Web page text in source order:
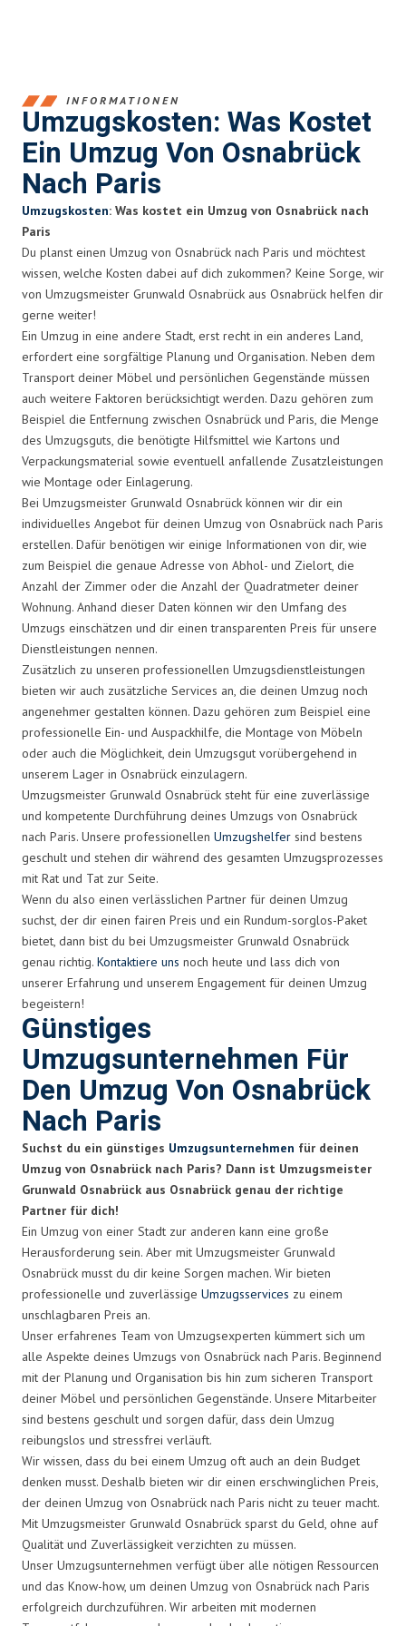
INFORMATIONEN
Umzugskosten: Was Kostet
Ein Umzug Von Osnabrück
Nach Paris
Umzugskosten: Was kostet ein Umzug von Osnabrück nach
Paris
Du planst einen Umzug von Osnabrück nach Paris und möchtest
wissen, welche Kosten dabei auf dich zukommen? Keine Sorge, wir
von Umzugsmeister Grunwald Osnabrück aus Osnabrück helfen dir
gerne weiter!
Ein Umzug in eine andere Stadt, erst recht in ein anderes Land,
erfordert eine sorgfältige Planung und Organisation. Neben dem
Transport deiner Möbel und persönlichen Gegenstände müssen
auch weitere Faktoren berücksichtigt werden. Dazu gehören zum
Beispiel die Entfernung zwischen Osnabrück und Paris, die Menge
des Umzugsguts, die benötigte Hilfsmittel wie Kartons und
Verpackungsmaterial sowie eventuell anfallende Zusatzleistungen
wie Montage oder Einlagerung.
Bei Umzugsmeister Grunwald Osnabrück können wir dir ein
individuelles Angebot für deinen Umzug von Osnabrück nach Paris
erstellen. Dafür benötigen wir einige Informationen von dir, wie
zum Beispiel die genaue Adresse von Abhol- und Zielort, die
Anzahl der Zimmer oder die Anzahl der Quadratmeter deiner
Wohnung. Anhand dieser Daten können wir den Umfang des
Umzugs einschätzen und dir einen transparenten Preis für unsere
Dienstleistungen nennen.
Zusätzlich zu unseren professionellen Umzugsdienstleistungen
bieten wir auch zusätzliche Services an, die deinen Umzug noch
angenehmer gestalten können. Dazu gehören zum Beispiel eine
professionelle Ein- und Auspackhilfe, die Montage von Möbeln
oder auch die Möglichkeit, dein Umzugsgut vorübergehend in
unserem Lager in Osnabrück einzulagern.
Umzugsmeister Grunwald Osnabrück steht für eine zuverlässige
und kompetente Durchführung deines Umzugs von Osnabrück
nach Paris. Unsere professionellen Umzugshelfer sind bestens
geschult und stehen dir während des gesamten Umzugsprozesses
mit Rat und Tat zur Seite.
Wenn du also einen verlässlichen Partner für deinen Umzug
suchst, der dir einen fairen Preis und ein Rundum-sorglos-Paket
bietet, dann bist du bei Umzugsmeister Grunwald Osnabrück
genau richtig. Kontaktiere uns noch heute und lass dich von
unserer Erfahrung und unserem Engagement für deinen Umzug
begeistern!
Günstiges
Umzugsunternehmen Für
Den Umzug Von Osnabrück
Nach Paris
Suchst du ein günstiges Umzugsunternehmen für deinen
Umzug von Osnabrück nach Paris? Dann ist Umzugsmeister
Grunwald Osnabrück aus Osnabrück genau der richtige
Partner für dich!
Ein Umzug von einer Stadt zur anderen kann eine große
Herausforderung sein. Aber mit Umzugsmeister Grunwald
Osnabrück musst du dir keine Sorgen machen. Wir bieten
professionelle und zuverlässige Umzugsservices zu einem
unschlagbaren Preis an.
Unser erfahrenes Team von Umzugsexperten kümmert sich um
alle Aspekte deines Umzugs von Osnabrück nach Paris. Beginnend
mit der Planung und Organisation bis hin zum sicheren Transport
deiner Möbel und persönlichen Gegenstände. Unsere Mitarbeiter
sind bestens geschult und sorgen dafür, dass dein Umzug
reibungslos und stressfrei verläuft.
Wir wissen, dass du bei einem Umzug oft auch an dein Budget
denken musst. Deshalb bieten wir dir einen erschwinglichen Preis,
der deinen Umzug von Osnabrück nach Paris nicht zu teuer macht.
Mit Umzugsmeister Grunwald Osnabrück sparst du Geld, ohne auf
Qualität und Zuverlässigkeit verzichten zu müssen.
Unser Umzugsunternehmen verfügt über alle nötigen Ressourcen
und das Know-how, um deinen Umzug von Osnabrück nach Paris
erfolgreich durchzuführen. Wir arbeiten mit modernen